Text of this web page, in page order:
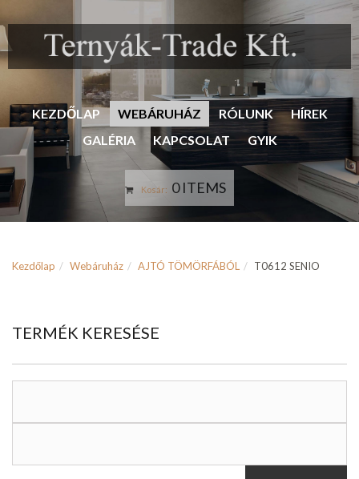
KEZDŐLAP WEBÁRUHÁZ RÓLUNK
HÍREK
GALÉRIA
KAPCSOLAT GYIK
Kosár: 0 ITEMS
Kezdőlap Webáruház AJTÓ TÖMÖRFÁBÓL T0612 SENIO
TERMÉK KERESÉSE